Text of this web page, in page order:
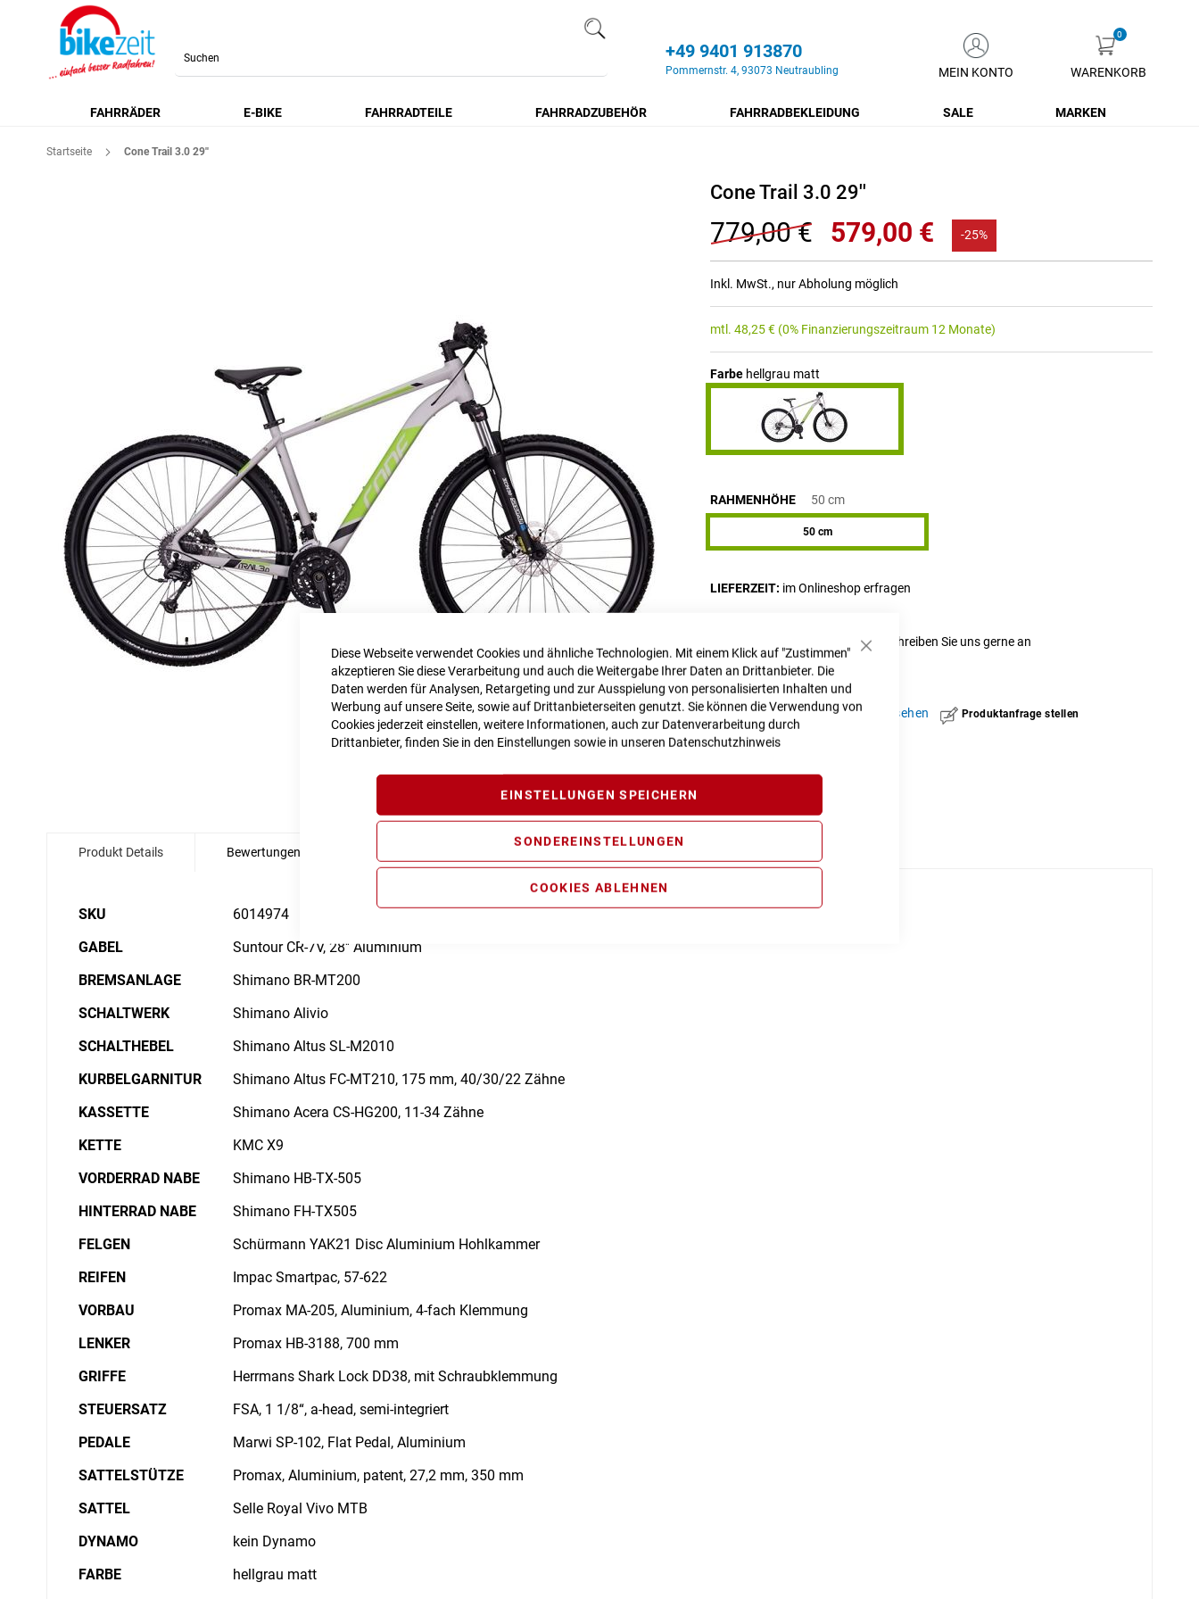
Schließen
Diese Webseite verwendet Cookies und ähnliche Technologien. Mit einem Klick auf "Zustimmen"
akzeptieren Sie diese Verarbeitung und auch die Weitergabe Ihrer Daten an Drittanbieter. Die
Daten werden für Analysen, Retargeting und zur Ausspielung von personalisierten Inhalten und
Werbung auf unsere Seite, sowie auf Drittanbieterseiten genutzt. Sie können die Verwendung von
Cookies jederzeit einstellen, weitere Informationen, auch zur Datenverarbeitung durch
Drittanbieter, finden Sie in den Einstellungen sowie in unseren Datenschutzhinweis
EINSTELLUNGEN SPEICHERN
SONDEREINSTELLUNGEN
COOKIES ABLEHNEN
Inhalt
MEIN KONTO
+49 9401 913870
Pommernstr. 4, 93073 Neutraubling WARENKORB
FAHRRÄDER E-BIKE FAHRRADTEILE FAHRRADZUBEHÖR FAHRRADBEKLEIDUNG SALE MARKEN
Startseite Cone Trail 3.0 29''
Cone Trail 3.0 29''
779,00 € 579,00 € -25%
Inkl. MwSt., nur Abholung möglich
mtl. 48,25€ (0% Finanzierungszeitraum 12 Monate)
Farbe hellgrau matt
RAHMENHÖHE 50 cm
50 cm
LIEFERZEIT im Onlineshop erfragen
Für Anfragen zur Verfügbarkeit schreiben Sie uns gerne an
webshop@bikezeit.de
Vergleichsliste: hinzufügen ansehen Produktanfrage stellen
Produkt Details
Details
SKU
6014974
GABEL
Suntour CR-7V, 28'' Aluminium
BREMSANLAGE
Shimano BR-MT200
SCHALTWERK
Shimano Alivio
SCHALTHEBEL
Shimano Altus SL-M2010
KURBELGARNITUR
Shimano Altus FC-MT210, 175 mm, 40/30/22 Zähne
KASSETTE
Shimano Acera CS-HG200, 11-34 Zähne
KETTE
KMC X9
VORDERRAD NABE
Shimano HB-TX-505
HINTERRAD NABE
Shimano FH-TX505
FELGEN
Schürmann YAK21 Disc Aluminium Hohlkammer
REIFEN
Impac Smartpac, 57-622
VORBAU
Promax MA-205, Aluminium, 4-fach Klemmung
LENKER
Promax HB-3188, 700 mm
GRIFFE
Herrmans Shark Lock DD38, mit Schraubklemmung
STEUERSATZ
FSA, 1 1/8“, a-head, semi-integriert
PEDALE
Marwi SP-102, Flat Pedal, Aluminium
SATTELSTÜTZE
Promax, Aluminium, patent, 27,2 mm, 350 mm
SATTEL
Selle Royal Vivo MTB
DYNAMO
kein Dynamo
FARBE
hellgrau matt
Bewertungen